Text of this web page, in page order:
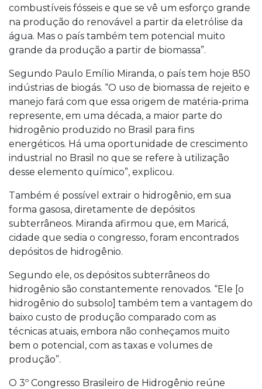
combustíveis fósseis e que se vê um esforço grande
na produção do renovável a partir da eletrólise da
água. Mas o país também tem potencial muito
grande da produção a partir de biomassa”.
Segundo Paulo Emílio Miranda, o país tem hoje 850
indústrias de biogás. “O uso de biomassa de rejeito e
manejo fará com que essa origem de matéria-prima
represente, em uma década, a maior parte do
hidrogênio produzido no Brasil para fins
energéticos. Há uma oportunidade de crescimento
industrial no Brasil no que se refere à utilização
desse elemento químico”, explicou.
Também é possível extrair o hidrogênio, em sua
forma gasosa, diretamente de depósitos
subterrâneos. Miranda afirmou que, em Maricá,
cidade que sedia o congresso, foram encontrados
depósitos de hidrogênio.
Segundo ele, os depósitos subterrâneos do
hidrogênio são constantemente renovados. “Ele [o
hidrogênio do subsolo] também tem a vantagem do
baixo custo de produção comparado com as
técnicas atuais, embora não conheçamos muito
bem o potencial, com as taxas e volumes de
produção”.
O 3º Congresso Brasileiro de Hidrogênio reúne